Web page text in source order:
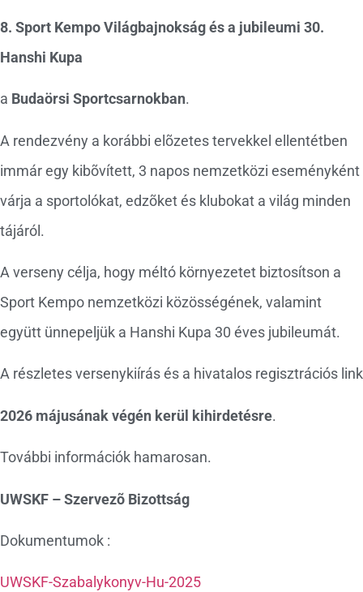
8. Sport Kempo Világbajnokság és a jubileumi 30.
Hanshi Kupa
a Budaörsi Sportcsarnokban.
A rendezvény a korábbi elõzetes tervekkel ellentétben
immár egy kibõvített, 3 napos nemzetközi eseményként
várja a sportolókat, edzõket és klubokat a világ minden
tájáról.
A verseny célja, hogy méltó környezetet biztosítson a
Sport Kempo nemzetközi közösségének, valamint
együtt ünnepeljük a Hanshi Kupa 30 éves jubileumát.
A részletes versenykiírás és a hivatalos regisztrációs link
2026 májusának végén kerül kihirdetésre.
További információk hamarosan.
UWSKF – Szervezõ Bizottság
Dokumentumok :
UWSKF-Szabalykonyv-Hu-2025